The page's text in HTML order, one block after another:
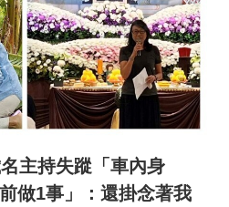
主持失蹤「車內身
做1事」：還掛念著我